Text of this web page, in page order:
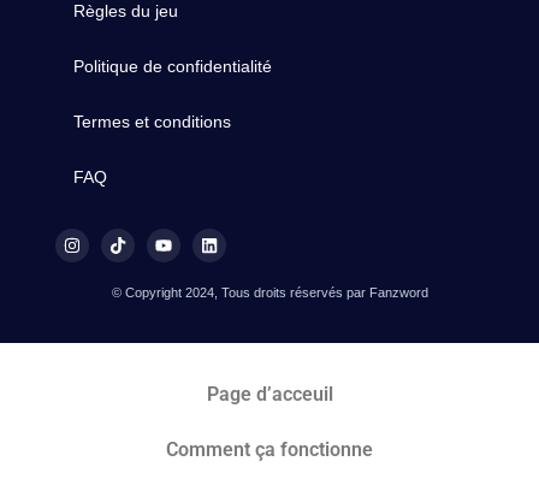
Règles du jeu
Politique de confidentialité
Termes et conditions
FAQ
© Copyright 2024, Tous droits réservés par Fanzword
Page d’acceuil
Comment ça fonctionne